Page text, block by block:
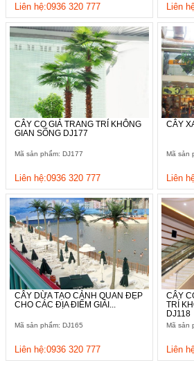
Liên hệ:0936 320 777 Liên
CÂY CỌ GIẢ TRANG TRÍ KHÔNG
GIAN SỐNG DJ177
Mã sản phẩm: DJ177
Liên hệ:0936 320 777
CÂY
Mã sản
Liên
CÂY DỪA TẠO CẢNH QUAN ĐẸP
CHO CÁC ĐỊA ĐIỂM GIẢI...
Mã sản phẩm: DJ165
Liên hệ:0936 320 777
CÂY
TRÍ
DJ118
Mã sản
Liên